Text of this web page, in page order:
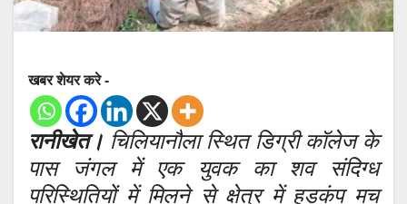
खबर शेयर करे -
रानीखेत। चिलियानौला स्थित डिग्री कॉलेज के
पास जंगल में एक युवक का शव संदिग्ध
परिस्थितियों में मिलने से क्षेत्र में हड़कंप मच